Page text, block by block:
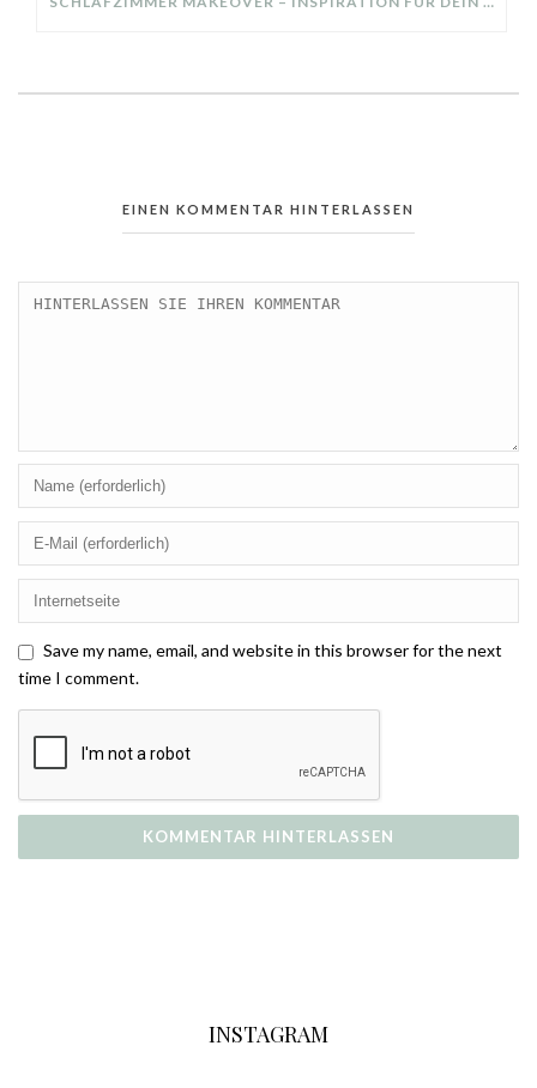
EINEN KOMMENTAR HINTERLASSEN
Save my name, email, and website in this browser for the next
time I comment.
INSTAGRAM